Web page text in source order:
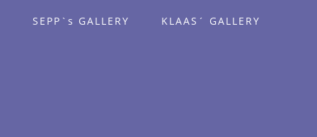
SEPP`s GALLERY KLAAS´ GALLERY